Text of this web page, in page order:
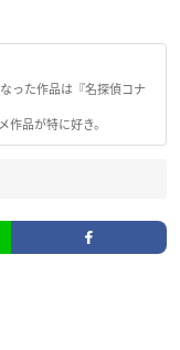
った作品は『名探偵コナ
品が特に好き。